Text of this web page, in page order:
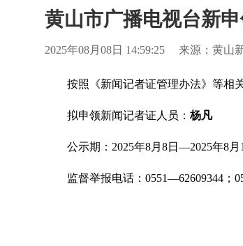
黄山市广播电视台新
2025年08月08日 14:59:25 来源：黄山
按照《新闻记者证管理办法》等相
拟申领新闻记者证人员： 杨凡
公示期：2025年8月8日—2025年8月
监督举报电话：0551—62609344；